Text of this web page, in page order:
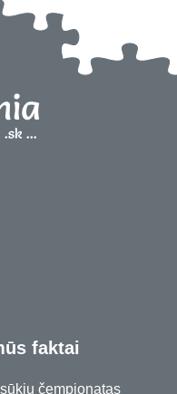
faktai
čempionatas